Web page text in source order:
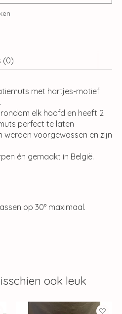
(0)
met hartjes-motief
elk hoofd en heeft 2
perfect te laten
werden voorgewassen en zijn
én gemaakt in België.
op 30° maximaal.
ook leuk